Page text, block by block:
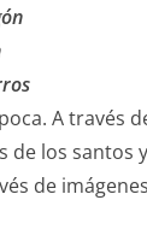
A través
los
de